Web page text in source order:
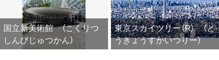
国立新美術館 （こくりつ
しんびじゅつかん）
東京スカイツリー（R） （と
うきょうすかいつりー）